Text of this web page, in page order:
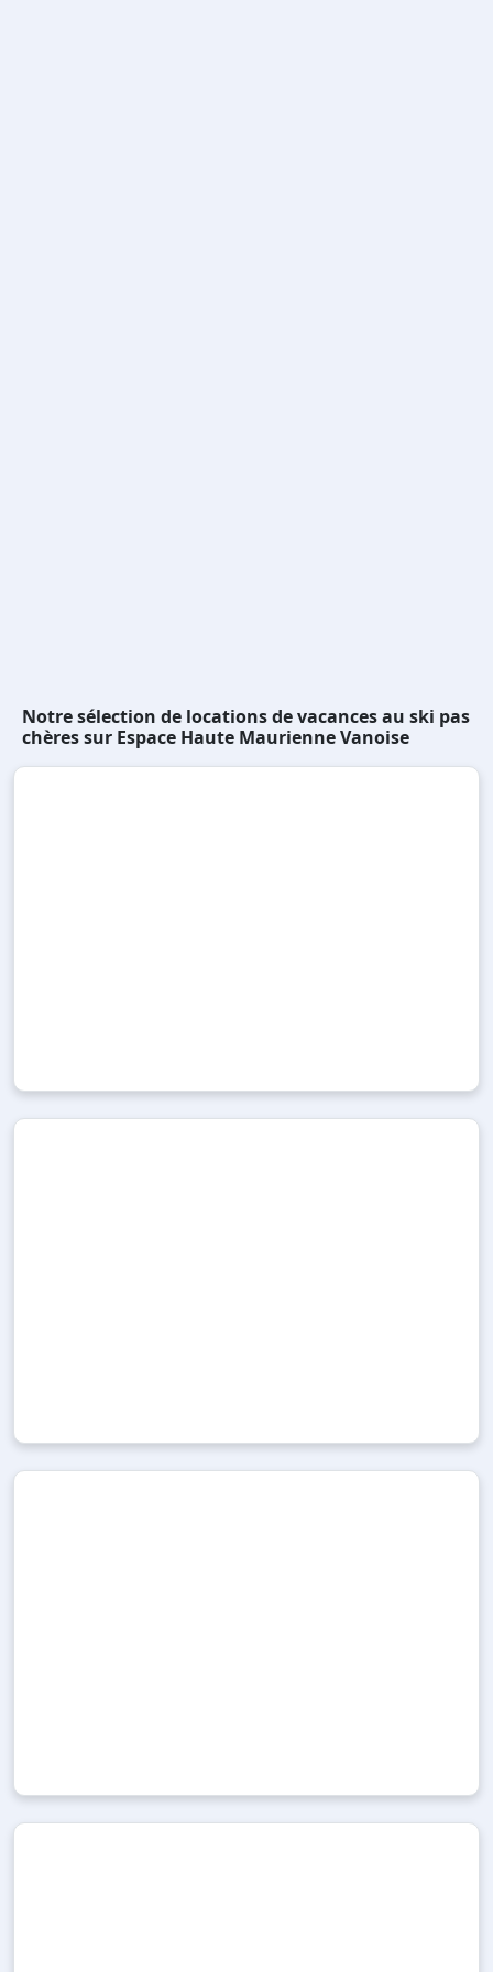
Notre sélection de locations de vacances au ski pas
chères sur Espace Haute Maurienne Vanoise